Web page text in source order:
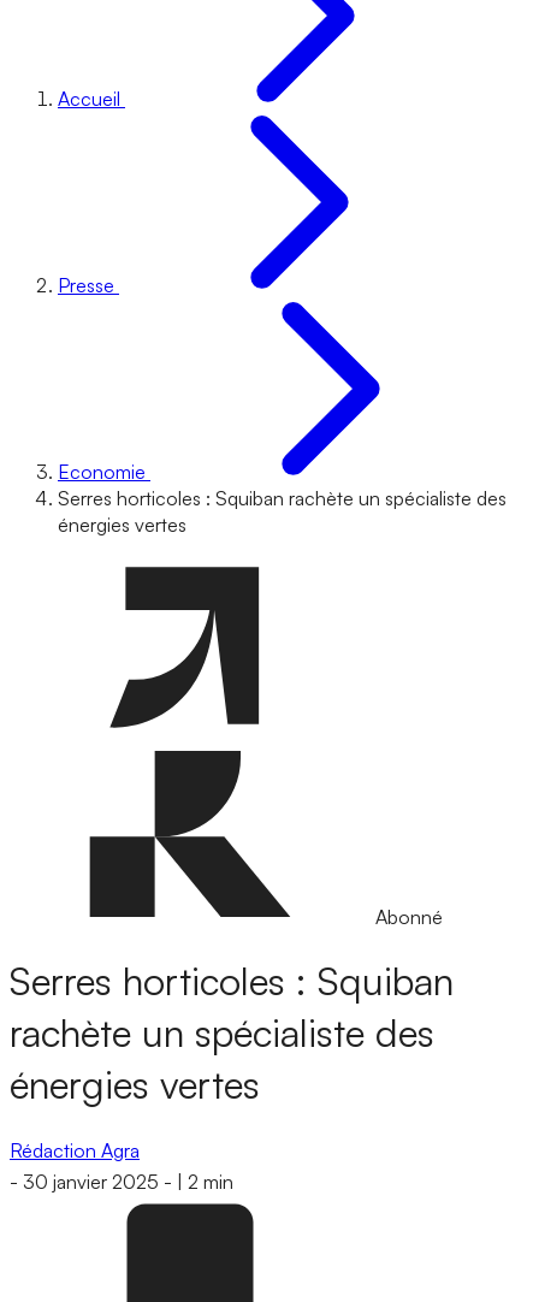
Accueil
Presse
Economie
Serres horticoles : Squiban rachète un spécialiste des
énergies vertes
Abonné
Serres horticoles : Squiban
rachète un spécialiste des
énergies vertes
Rédaction Agra
- 30 janvier 2025 - 2 min